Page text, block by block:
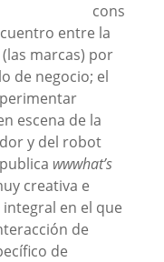
cons
entre la
marcas) por
de negocio; el
escena de la
y del robot
wwwhat’s
creativa e
en el que
de
de